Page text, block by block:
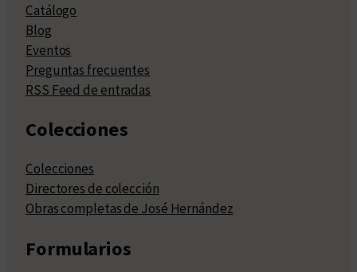
Catálogo
Blog
Eventos
Preguntas frecuentes
RSS Feed de entradas
Colecciones
Colecciones
Directores de colección
Obras completas de José Hernández
Formularios